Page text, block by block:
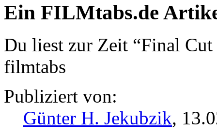
Ein FILMtabs.de
Du liest zur Zeit “Final
filmtabs
Publiziert von:
Günter H. Jekubzik,